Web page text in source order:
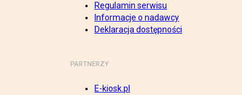
Regulamin serwisu
Informacje o nadawcy
Deklaracja dostępności
PARTNERZY
E-kiosk.pl